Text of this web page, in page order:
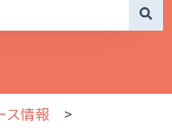
ス情報